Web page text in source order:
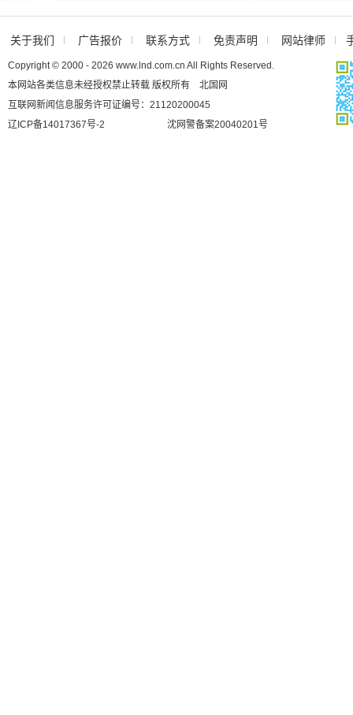
关于我们 广告报价 联系方式 免责声明 网站律师
Copyright © 2000 - 2026 www.lnd.com.cn All Rights Reserved.
本网站各类信息未经授权禁止转载 版权所有 北国网
互联网新闻信息服务许可证编号：21120200045
辽ICP备14017367号-2
沈网警备案20040201号